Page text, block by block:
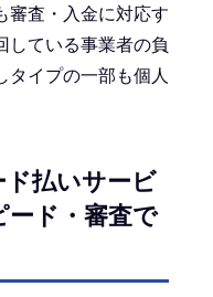
審査・入金に対応す
している事業者の負
タイプの一部も個人
ド払いサービ
ード・審査で